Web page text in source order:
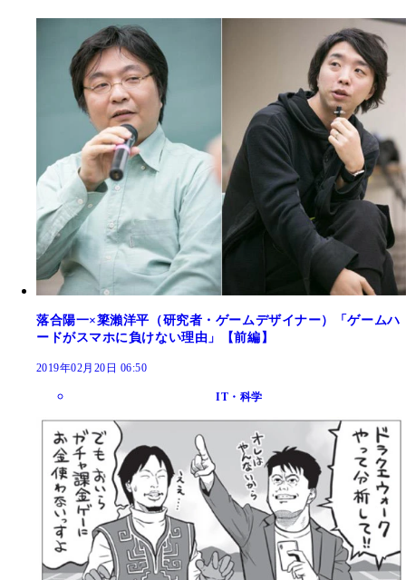
落合陽一×簗瀨洋平（研究者・ゲームデザイナー）「ゲームハ
ードがスマホに負けない理由」【前編】
2019年02月20日 06:50
IT・科学